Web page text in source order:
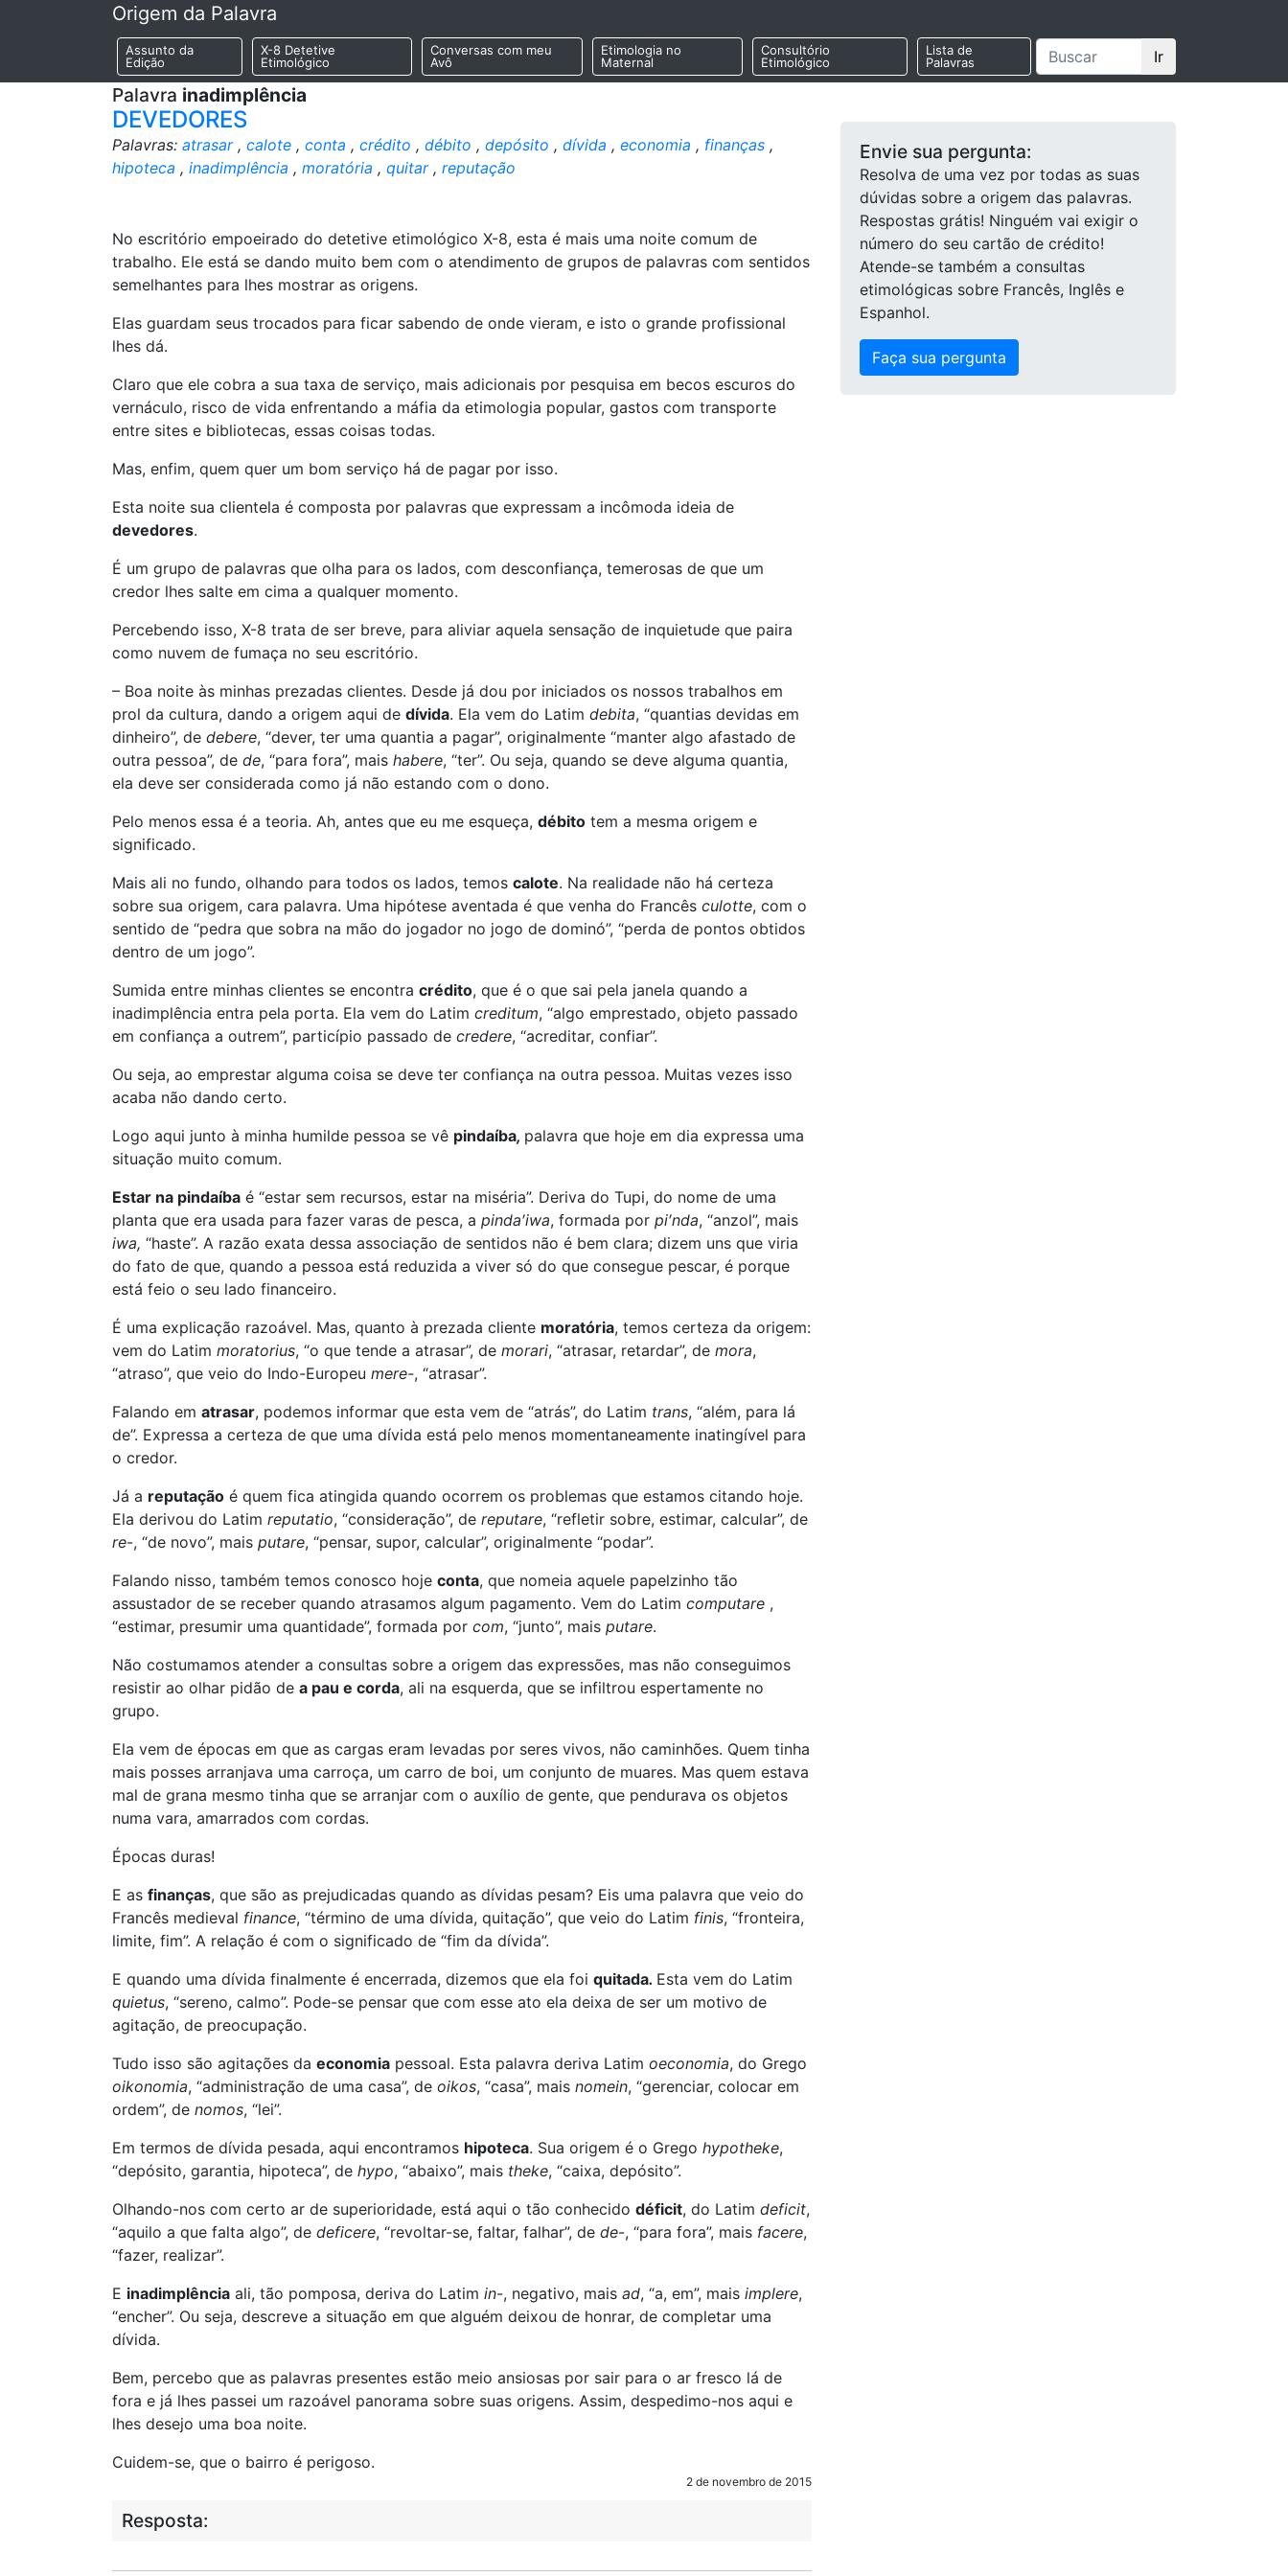
Origem da Palavra
Assunto da
Edição
X-8 Detetive
Etimológico
Conversas com meu
Avô
Etimologia no
Maternal
Consultório
Etimológico
Lista de
Palavras
Ir
Palavra inadimplência
DEVEDORES
Palavras: atrasar, calote , conta , crédito , débito , depósito , dívida , economia , finanças ,
hipoteca , inadimplência , moratória , quitar, reputação
No escritório empoeirado do detetive etimológico X-8, esta é mais uma noite comum de
trabalho. Ele está se dando muito bem com o atendimento de grupos de palavras com sentidos
semelhantes para lhes mostrar as origens.
Elas guardam seus trocados para ficar sabendo de onde vieram, e isto o grande profissional
lhes dá.
Claro que ele cobra a sua taxa de serviço, mais adicionais por pesquisa em becos escuros do
vernáculo, risco de vida enfrentando a máfia da etimologia popular, gastos com transporte
entre sites e bibliotecas, essas coisas todas.
Mas, enfim, quem quer um bom serviço há de pagar por isso.
Esta noite sua clientela é composta por palavras que expressam a incômoda ideia de
devedores.
É um grupo de palavras que olha para os lados, com desconfiança, temerosas de que um
credor lhes salte em cima a qualquer momento.
Percebendo isso, X-8 trata de ser breve, para aliviar aquela sensação de inquietude que paira
como nuvem de fumaça no seu escritório.
– Boa noite às minhas prezadas clientes. Desde já dou por iniciados os nossos trabalhos em
prol da cultura, dando a origem aqui de dívida. Ela vem do Latim debita, “quantias devidas em
dinheiro”, de debere, “dever, ter uma quantia a pagar”, originalmente “manter algo afastado de
outra pessoa”, de de, “para fora”, mais habere, “ter”. Ou seja, quando se deve alguma quantia,
ela deve ser considerada como já não estando com o dono.
Pelo menos essa é a teoria. Ah, antes que eu me esqueça, débito tem a mesma origem e
significado.
Mais ali no fundo, olhando para todos os lados, temos calote. Na realidade não há certeza
sobre sua origem, cara palavra. Uma hipótese aventada é que venha do Francês culotte, com o
sentido de “pedra que sobra na mão do jogador no jogo de dominó”, “perda de pontos obtidos
dentro de um jogo”.
Sumida entre minhas clientes se encontra crédito, que é o que sai pela janela quando a
inadimplência entra pela porta. Ela vem do Latim creditum, “algo emprestado, objeto passado
em confiança a outrem”, particípio passado de credere, “acreditar, confiar”.
Ou seja, ao emprestar alguma coisa se deve ter confiança na outra pessoa. Muitas vezes isso
acaba não dando certo.
Logo aqui junto à minha humilde pessoa se vê pindaíba, palavra que hoje em dia expressa uma
situação muito comum.
Estar na pindaíba é “estar sem recursos, estar na miséria”. Deriva do Tupi, do nome de uma
planta que era usada para fazer varas de pesca, a pinda′iwa, formada por pi′nda, “anzol”, mais
iwa, “haste”. A razão exata dessa associação de sentidos não é bem clara; dizem uns que viria
do fato de que, quando a pessoa está reduzida a viver só do que consegue pescar, é porque
está feio o seu lado financeiro.
É uma explicação razoável. Mas, quanto à prezada cliente moratória, temos certeza da origem:
vem do Latim moratorius, “o que tende a atrasar”, de morari, “atrasar, retardar”, de mora,
“atraso”, que veio do Indo-Europeu mere-, “atrasar”.
Falando em atrasar, podemos informar que esta vem de “atrás”, do Latim trans, “além, para lá
de”. Expressa a certeza de que uma dívida está pelo menos momentaneamente inatingível para
o credor.
Já a reputação é quem fica atingida quando ocorrem os problemas que estamos citando hoje.
Ela derivou do Latim reputatio, “consideração”, de reputare, “refletir sobre, estimar, calcular”, de
re-, “de novo”, mais putare, “pensar, supor, calcular”, originalmente “podar”.
Falando nisso, também temos conosco hoje conta, que nomeia aquele papelzinho tão
assustador de se receber quando atrasamos algum pagamento. Vem do Latim computare ,
“estimar, presumir uma quantidade”, formada por com, “junto”, mais putare.
Não costumamos atender a consultas sobre a origem das expressões, mas não conseguimos
resistir ao olhar pidão de a pau e corda, ali na esquerda, que se infiltrou espertamente no
grupo.
Ela vem de épocas em que as cargas eram levadas por seres vivos, não caminhões. Quem tinha
mais posses arranjava uma carroça, um carro de boi, um conjunto de muares. Mas quem estava
mal de grana mesmo tinha que se arranjar com o auxílio de gente, que pendurava os objetos
numa vara, amarrados com cordas.
Épocas duras!
E as finanças, que são as prejudicadas quando as dívidas pesam? Eis uma palavra que veio do
Francês medieval finance, “término de uma dívida, quitação”, que veio do Latim finis, “fronteira,
limite, fim”. A relação é com o significado de “fim da dívida”.
E quando uma dívida finalmente é encerrada, dizemos que ela foi quitada. Esta vem do Latim
quietus, “sereno, calmo”. Pode-se pensar que com esse ato ela deixa de ser um motivo de
agitação, de preocupação.
Tudo isso são agitações da economia pessoal. Esta palavra deriva Latim oeconomia, do Grego
oikonomia, “administração de uma casa”, de oikos, “casa”, mais nomein, “gerenciar, colocar em
ordem”, de nomos, “lei”.
Em termos de dívida pesada, aqui encontramos hipoteca. Sua origem é o Grego hypotheke,
“depósito, garantia, hipoteca”, de hypo, “abaixo”, mais theke, “caixa, depósito”.
Olhando-nos com certo ar de superioridade, está aqui o tão conhecido déficit, do Latim deficit,
“aquilo a que falta algo”, de deficere, “revoltar-se, faltar, falhar”, de de-, “para fora”, mais facere,
“fazer, realizar”.
E inadimplência ali, tão pomposa, deriva do Latim in-, negativo, mais ad, “a, em”, mais implere,
“encher”. Ou seja, descreve a situação em que alguém deixou de honrar, de completar uma
dívida.
Bem, percebo que as palavras presentes estão meio ansiosas por sair para o ar fresco lá de
fora e já lhes passei um razoável panorama sobre suas origens. Assim, despedimo-nos aqui e
lhes desejo uma boa noite.
Cuidem-se, que o bairro é perigoso.
2 de novembro de 2015
Resposta:
Envie sua pergunta:
Resolva de uma vez por todas as suas
dúvidas sobre a origem das palavras.
Respostas grátis! Ninguém vai exigir o
número do seu cartão de crédito!
Atende-se também a consultas
etimológicas sobre Francês, Inglês e
Espanhol.
Faça sua pergunta